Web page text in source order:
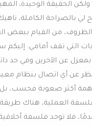
الحقيقة الوحيدة،
لي بالصراحة الكاملة،
من القيام ببعض
التي تقف أمامي. إليكم
عن الآخرين وفي حد
عن أي اتصال بنظام
أكثر صعوبة فحسب،
العملية، هناك
قدمًا، فلا توجد فلسفة